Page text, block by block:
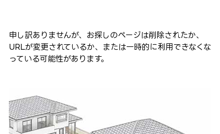
申し訳ありませんが、お探しのページは削除されたか、
URLが変更されているか、または一時的に利用できなくな
っている可能性があります。